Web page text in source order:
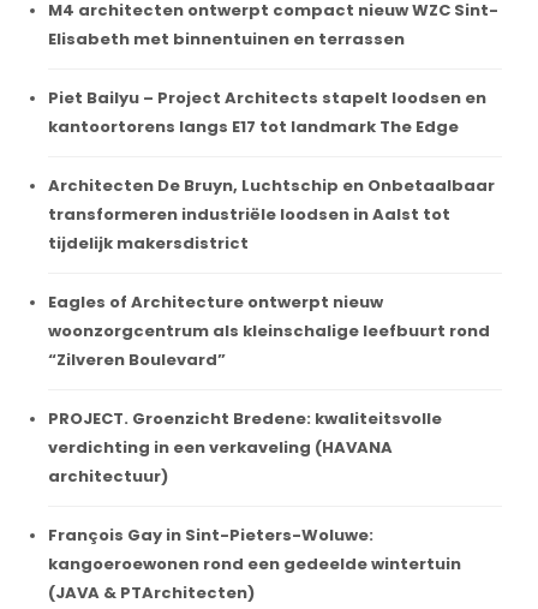
M4 architecten ontwerpt compact nieuw WZC Sint-
Elisabeth met binnentuinen en terrassen
Piet Bailyu – Project Architects stapelt loodsen en
kantoortorens langs E17 tot landmark The Edge
Architecten De Bruyn, Luchtschip en Onbetaalbaar
transformeren industriële loodsen in Aalst tot
tijdelijk makersdistrict
Eagles of Architecture ontwerpt nieuw
woonzorgcentrum als kleinschalige leefbuurt rond
“Zilveren Boulevard”
PROJECT. Groenzicht Bredene: kwaliteitsvolle
verdichting in een verkaveling (HAVANA
architectuur)
François Gay in Sint-Pieters-Woluwe:
kangoeroewonen rond een gedeelde wintertuin
(JAVA & PTArchitecten)